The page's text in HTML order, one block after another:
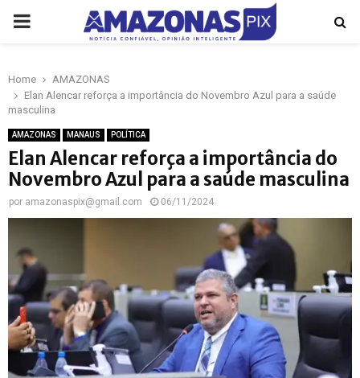
PRIMARY
Home
AMAZONAS
Elan Alencar reforça a importância do Novembro Azul para a saúde
masculina
AMAZONAS MANAUS POLÍTICA
Elan Alencar reforça a importância do
Novembro Azul para a saúde masculina
por amazonaspix@gmail.com 06/11/2024